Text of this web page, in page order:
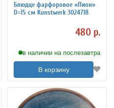
Блюдце фарфоровое «Пион»
D=15 см Kunstwerk 3024718
480 р.
в наличии на послезавтра
В корзину